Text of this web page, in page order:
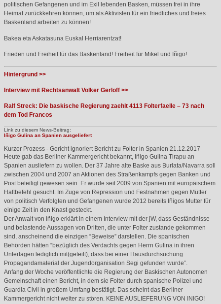
politischen Gefangenen und im Exil lebenden Basken, müssen frei in ihre
Heimat zurückkehren können, um als Aktivisten für ein friedliches und freies
Baskenland arbeiten zu können!
Bakea eta Askatasuna Euskal Herriarentzat!
Frieden und Freiheit für das Baskenland! Freiheit für Mikel und Iñigo!
Hintergrund >>
Interview mit Rechtsanwalt Volker Gerloff >>
Ralf Streck: Die baskische Regierung zaehlt 4113 Folterfaelle – 73 nach
dem Tod Francos
Link zu diesem News-Beitrag:
Iñigo Gulina an Spanien ausgeliefert
Kurzer Prozess - Gericht ignoriert Bericht zu Folter in Spanien 21.12.2017
Heute gab das Berliner Kammergericht bekannt, Iñigo Gulina Tirapu an
Spanien ausliefern zu wollen. Der 37 Jahre alte Baske aus Burlata/Navarra soll
zwischen 2004 und 2007 an Aktionen des Straßenkampfs gegen Banken und
Post beteiligt gewesen sein. Er wurde seit 2009 von Spanien mit europäischem
Haftbefehl gesucht. Im Zuge von Repression und Festnahmen gegen Mütter
von politisch Verfolgten und Gefangenen wurde 2012 bereits Iñigos Mutter für
einige Zeit in den Knast gesteckt.
Der Anwalt von Iñigo erklärt in einem Interview mit der jW, dass Geständnisse
und belastende Aussagen von Dritten, die unter Folter zustande gekommen
sind, anscheinend die einzigen “Beweise” darstellen. Die spanischen
Behörden hätten “bezüglich des Verdachts gegen Herrn Gulina in ihren
Unterlagen lediglich mit(geteilt), dass bei einer Hausdurchsuchung
Propagandamaterial der Jugendorganisation Segi gefunden wurde”.
Anfang der Woche veröffentlichte die Regierung der Baskischen Autonomen
Gemeinschaft einen Bericht, in dem sie Folter durch spanische Polizei und
Guardia Civil in großem Umfang bestätigt. Das scheint das Berliner
Kammergericht nicht weiter zu stören. KEINEAUSLIEFERUNG VON INIGO!